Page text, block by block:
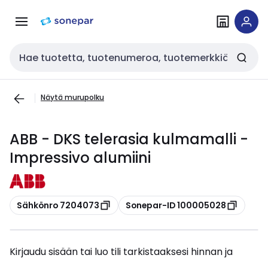
navigointiinsisältöön
Haku
Näytä murupolku
ABB - DKS telerasia kulmamalli -
Impressivo alumiini
Kopioi
Sähkönro 7204073 Kopioi
Sonepar-ID 100005028
Kirjaudu sisään tai luo tili tarkistaaksesi hinnan ja